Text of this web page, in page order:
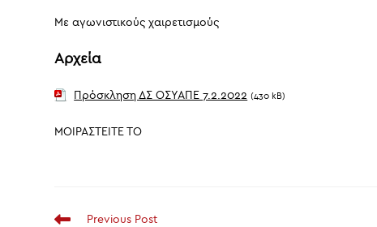
Με αγωνιστικούς χαιρετισμούς
Αρχεία
Πρόσκληση ΔΣ ΟΣΥΑΠΕ 7.2.2022 (430 kB)
ΜΟΙΡΑΣΤΕΙΤΕ ΤΟ
Read Previous Post